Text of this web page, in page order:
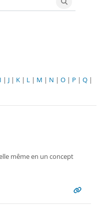
Search
I | J | K | L | M | N | O | P | Q |
même en un concept